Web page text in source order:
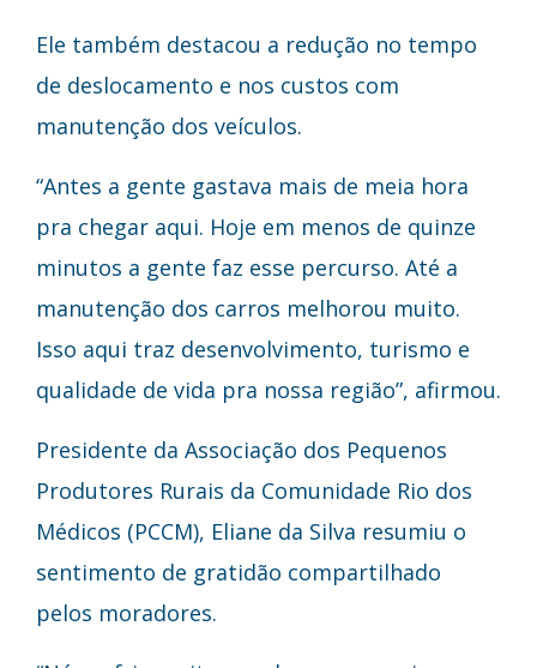
Ele também destacou a redução no tempo
de deslocamento e nos custos com
manutenção dos veículos.
“Antes a gente gastava mais de meia hora
pra chegar aqui. Hoje em menos de quinze
minutos a gente faz esse percurso. Até a
manutenção dos carros melhorou muito.
Isso aqui traz desenvolvimento, turismo e
qualidade de vida pra nossa região”, afirmou.
Presidente da Associação dos Pequenos
Produtores Rurais da Comunidade Rio dos
Médicos (PCCM), Eliane da Silva resumiu o
sentimento de gratidão compartilhado
pelos moradores.